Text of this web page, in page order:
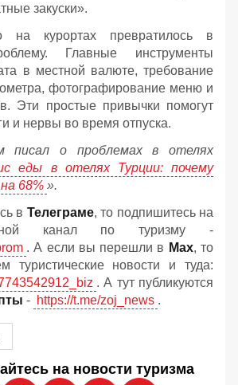
закуски».
на курортах превратилось в
Главные инструменты
в местной валюте, требование
фотографирование меню и
Эти простые привычки помогут
и нервы во время отпуска.
писал о проблемах в отелях
еды в отелях Турции: почему
68% ».
в Телеграме, то подпишитесь на
канал по туризму -
. А если вы перешли в Мах, то
туристические новости и туда:
. А тут публикуются
- https://t.me/zoj_news .
на новости туризма